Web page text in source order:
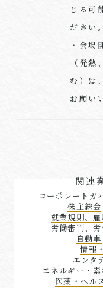
じる可
ださい。
・会場
（発
む）は
お願い
関連
コーポレートガ
株主総会
就業規則、
労働審判、
自動車
情報
エンタ
エネルギー・
医薬・ヘル